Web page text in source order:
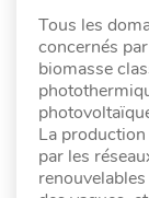
Tous les
concernés
biomasse
La production
par les